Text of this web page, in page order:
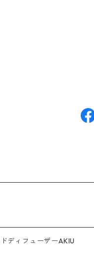
ディフューザーAKIU